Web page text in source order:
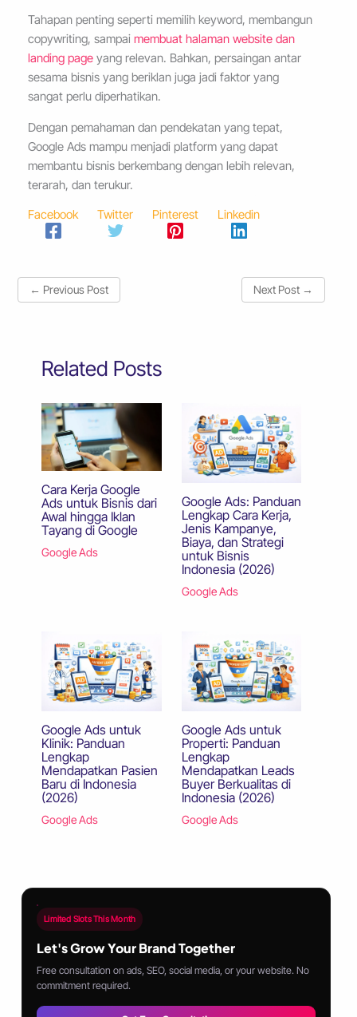
Tahapan penting seperti memilih keyword, membangun
copywriting, sampaimembuat halaman website dan
landing page yang relevan. Bahkan, persaingan antar
sesama bisnis yang beriklan juga jadi faktor yang
sangat perlu diperhatikan.
Dengan pemahaman dan pendekatan yang tepat,
Google Ads mampu menjadi platform yang dapat
membantu bisnis berkembang dengan lebih relevan,
terarah, dan terukur.
Facebook
Twitter Pinterest Linkedin
← Previous Post Next Post →
Related Posts
Cara Kerja Google
Ads untuk Bisnis dari
Awal hingga Iklan
Tayang di Google
Google Ads
Google Ads: Panduan
Lengkap Cara Kerja,
Jenis Kampanye,
Biaya, dan Strategi
untuk Bisnis
Indonesia (2026)
Google Ads
Google Ads untuk
Klinik: Panduan
Lengkap
Mendapatkan Pasien
Baru di Indonesia
(2026)
Google Ads
Google Ads untuk
Properti: Panduan
Lengkap
Mendapatkan Leads
Buyer Berkualitas di
Indonesia (2026)
Google Ads
Limited Slots This Month
Let's Grow Your Brand Together
Free consultation on ads, SEO, social media, or your website. No
commitment required.